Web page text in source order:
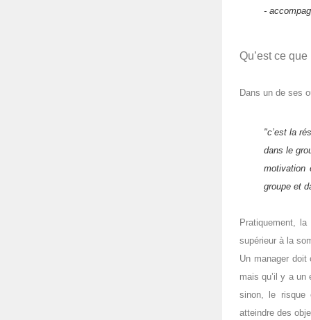
-
Qu’est ce
Dans un de ses
"c’est la
dans le
motivation
groupe et
Pratiquement,
supérieur à la
Un manager
mais qu’il y a un
sinon, le risque
atteindre des